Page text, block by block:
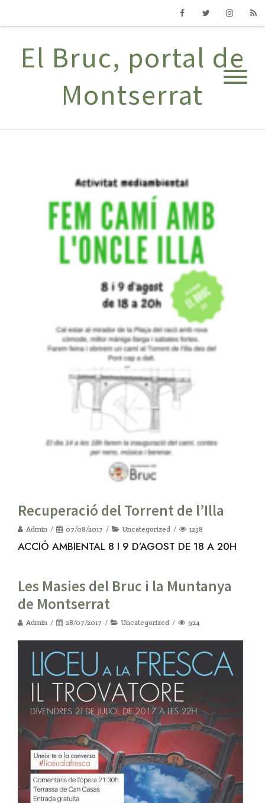
El Bruc, portal de
Montserrat
Recuperació del Torrent de l’Illa
Admin 07/08/2017 Uncategorized 1238
ACCIÓ AMBIENTAL 8 I 9 D’AGOST DE 18 A 20H
Les Masies del Bruc i la Muntanya
de Montserrat
Admin 28/07/2017 Uncategorized 924